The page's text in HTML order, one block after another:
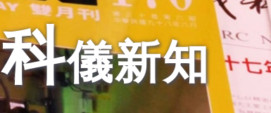
科儀新知